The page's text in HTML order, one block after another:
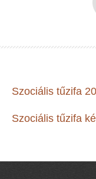
Szociális tűzifa
Szociális tűzifa